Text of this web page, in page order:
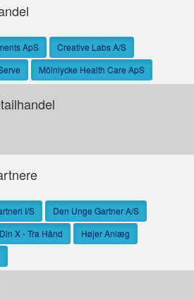
ApS
Creative Labs A/S
Mölnlycke Health Care ApS
I/S
Den Unge Gartner A/S
X - Tra Hånd
Højer Anlæg